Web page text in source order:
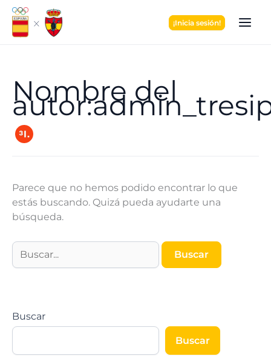
contenido
¡Inicia sesión!
Nombre del
Parece que no hemos podido encontrar lo que
estás buscando. Quizá pueda ayudarte una
búsqueda.
Buscar
por:
Buscar
Buscar